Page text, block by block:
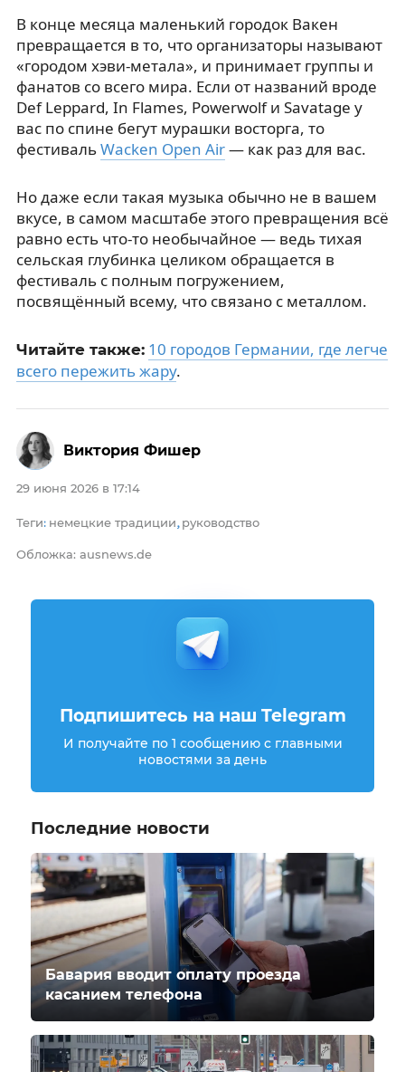
В конце месяца маленький городок Вакен
превращается в то, что организаторы называют
«городом хэви-метала», и принимает группы и
фанатов со всего мира. Если от названий вроде
Def Leppard, In Flames, Powerwolf и Savatage у
вас по спине бегут мурашки восторга, то
фестивальWacken Open Air— как раз для вас.
Но даже если такая музыка обычно не в вашем
вкусе, в самом масштабе этого превращения всё
равно есть что-то необычайное — ведь тихая
сельская глубинка целиком обращается в
фестиваль с полным погружением,
посвящённый всему, что связано с металлом.
Читайте также: 10 городов Германии, где легче
всего пережить жару.
29 июня 2026 в 17:14
Теги: немецкие традиции, руководство
Обложка: ausnews.de
Виктория Фишер
Подпишитесь на наш Telegram
И получайте по 1 сообщению с главными
новостями за день
Последние новости
Бавария вводит оплату проезда
касанием телефона